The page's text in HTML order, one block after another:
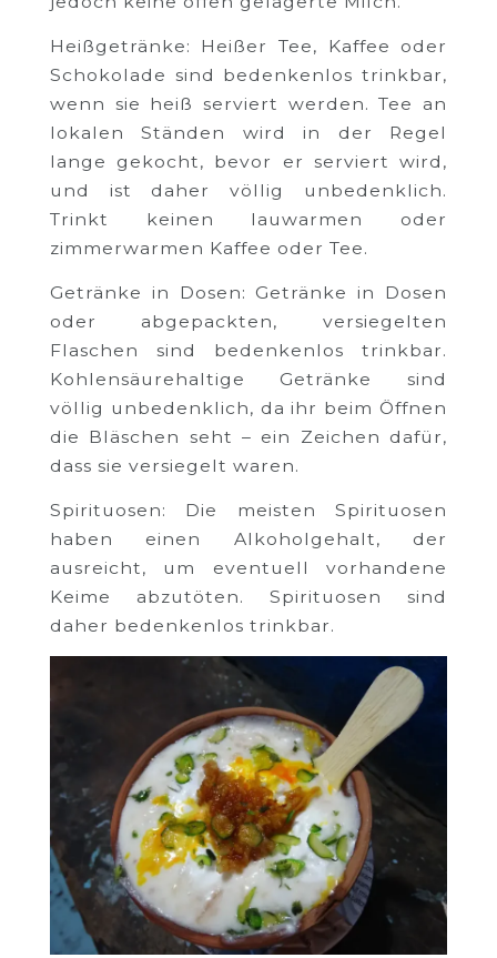
Heißgetränke: Heißer Tee, Kaffee oder
Schokolade sind bedenkenlos trinkbar,
wenn sie heiß serviert werden. Tee an
lokalen Ständen wird in der Regel
lange gekocht, bevor er serviert wird,
und ist daher völlig unbedenklich.
Trinkt keinen lauwarmen oder
zimmerwarmen Kaffee oder Tee.
Getränke in Dosen: Getränke in Dosen
oder abgepackten, versiegelten
Flaschen sind bedenkenlos trinkbar.
Kohlensäurehaltige Getränke sind
völlig unbedenklich, da ihr beim Öffnen
die Bläschen seht – ein Zeichen dafür,
dass sie versiegelt waren.
Spirituosen: Die meisten Spirituosen
haben einen Alkoholgehalt, der
ausreicht, um eventuell vorhandene
Keime abzutöten. Spirituosen sind
daher bedenkenlos trinkbar.